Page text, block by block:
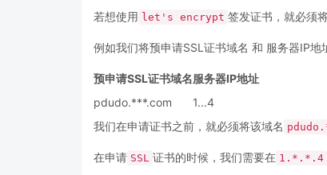
若想使用 let's encrypt 签发证书，就必须
例如我们将预申请SSL证书域名 和 服务器IP地
预申请SSL证书域名服务器IP地址
pdudo.***.com
1...4
我们在申请证书之前，就必须将该域名
在申请 SSL 证书的时候，我们需要在 1.*.*.4